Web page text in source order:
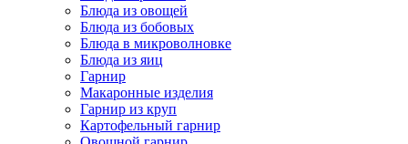
Блюда из овощей
Блюда из бобовых
Блюда в микроволновке
Блюда из яиц
Гарнир
Макаронные изделия
Гарнир из круп
Картофельный гарнир